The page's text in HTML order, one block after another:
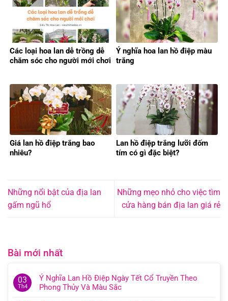
Các loại hoa lan dễ trồng dễ
chăm sóc cho người mới chơi
Ý nghĩa hoa lan hồ điệp màu
trắng
Giá lan hồ điệp trắng bao
nhiêu?
Lan hồ điệp trắng lưỡi đốm
tím có gì đặc biệt?
Những nổi bật của địa lan
gấm ngũ hổ
Những mẹo nhỏ cho việc tìm
cửa hàng bán địa lan giá rẻ
Bài mới nhất
03
Th4
Ý Nghĩa Lan Hồ Điệp Ngày Tết Cổ Truyền Theo
Phong Thủy Và Màu Sắc